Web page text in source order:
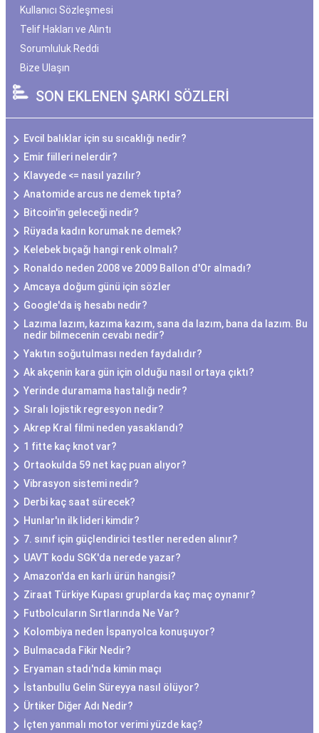
Kullanıcı Sözleşmesi
Telif Hakları ve Alıntı
Sorumluluk Reddi
Bize Ulaşın
SON EKLENEN ŞARKI SÖZLERİ
Evcil balıklar için su sıcaklığı nedir?
Emir fiilleri nelerdir?
Klavyede <= nasıl yazılır?
Anatomide arcus ne demek tıpta?
Bitcoin'in geleceği nedir?
Rüyada kadın korumak ne demek?
Kelebek bıçağı hangi renk olmalı?
Ronaldo neden 2008 ve 2009 Ballon d'Or almadı?
Amcaya doğum günü için sözler
Google'da iş hesabı nedir?
Lazıma lazım, kazıma kazım, sana da lazım, bana da lazım. Bu
nedir bilmecenin cevabı nedir?
Yakıtın soğutulması neden faydalıdır?
Ak akçenin kara gün için olduğu nasıl ortaya çıktı?
Yerinde duramama hastalığı nedir?
Sıralı lojistik regresyon nedir?
Akrep Kral filmi neden yasaklandı?
1 fitte kaç knot var?
Ortaokulda 59 net kaç puan alıyor?
Vibrasyon sistemi nedir?
Derbi kaç saat sürecek?
Hunlar'ın ilk lideri kimdir?
7. sınıf için güçlendirici testler nereden alınır?
UAVT kodu SGK'da nerede yazar?
Amazon'da en karlı ürün hangisi?
Ziraat Türkiye Kupası gruplarda kaç maç oynanır?
Futbolcuların Sırtlarında Ne Var?
Kolombiya neden İspanyolca konuşuyor?
Bulmacada Fikir Nedir?
Eryaman stadı'nda kimin maçı
İstanbullu Gelin Süreyya nasıl ölüyor?
Ürtiker Diğer Adı Nedir?
İçten yanmalı motor verimi yüzde kaç?